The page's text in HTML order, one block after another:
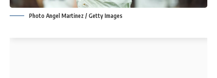
Photo Angel Martinez / Getty Images